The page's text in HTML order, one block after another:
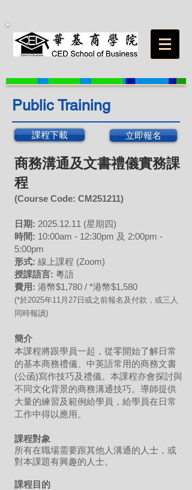
Public Training
課程下載 立即報名
商務溝通及文書禮儀實務課
程
(Course Code: CM251211)
日期: 2025.12.11 (星期四)
時間: 10:00am - 12:30pm 及 2:00pm -
5:00pm
形式: 線上課程 (Zoom)
授課語言: 粵語
費用: 港幣$1,780 / *港幣$1,580
(*於2025年11月27 日或之前報名及付款，或三人
同時報讀)
簡介
本課程將跟學員一起，從零開始了解日常
的基本商務禮儀、中英語常用的商務文書
(公函)寫作技巧及禮儀。本課程亦會探討與
不同文化背景的商務溝通技巧。導師提供
大量的練習及範例給學員，給學員在日常
工作中得以應用。
課程對象
所有在職場需要跟其他人溝通的人士，或
對本課題有興趣的人士。
課程目的